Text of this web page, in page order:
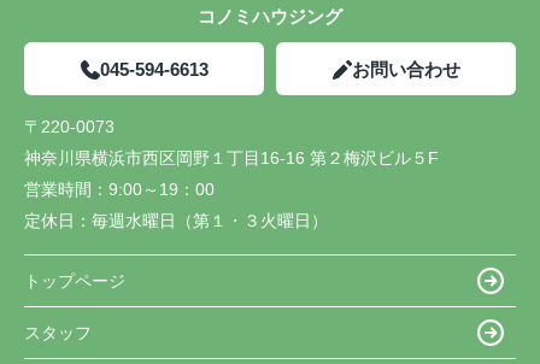
コノミハウジング
045-594-6613 お問い合わせ
〒220-0073
神奈川県横浜市西区岡野１丁目16-16 第２梅沢ビル５F
営業時間： 9:00～19：00
定休日： 毎週水曜日（第１・３火曜日）
トップページ
スタッフ